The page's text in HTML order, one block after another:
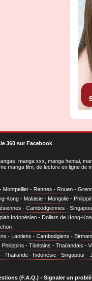
360 sur Facebook
manga xxx, manga hentai,
manga film, de lecture en ligne de
- Montpellier - Rennes - Rouen -
Kong - Malaisie - Mongolie -
- Cambodgiennes -
Indonésien - Dollars de Hong-
- Laotiens - Cambodgiens -
Philippins - Tibétains - Thaïlandais -
- Thaïlande - Indonésie - Singapour -
(F.A.Q.) - Signaler un